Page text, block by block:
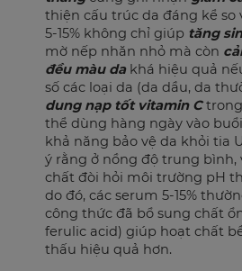
thiện cấu trúc da đáng kể so
5-15% không chỉ giúp tăng
mờ nếp nhăn nhỏ mà còn
đều màu dakhá hiệu quả
số các loại da (da dầu, da
dung nạp tốt vitamin Ctrong
thể dùng hàng ngày vào
khả năng bảo vệ da khỏi tia
ý rằng ở nồng độ trung bình,
chất đòi hỏi môi trường pH
do đó, các serum 5-15%
công thức đã bổ sung chất
ferulic acid) giúp hoạt chất
thấu hiệu quả hơn.